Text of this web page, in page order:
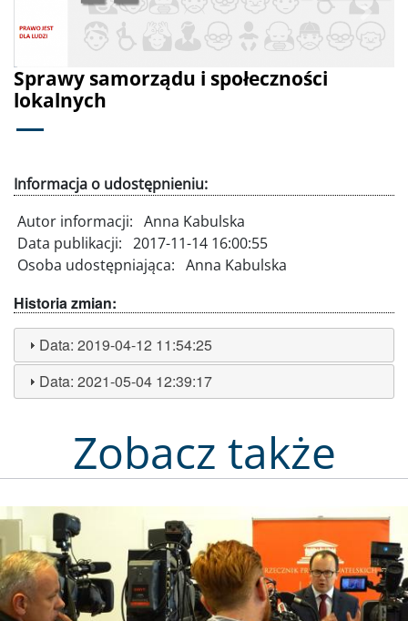
Sprawy samorządu i społeczności
lokalnych
Poprzednie Dalej
Informacja o udostępnieniu:
Autor informacji: Anna Kabulska
Data publikacji: 2017-11-14 16:00:55
Osoba udostępniająca: Anna Kabulska
Historia zmian:
Data:2019-04-12 11:54:25
Data:2021-05-04 12:39:17
Zobacz także
Obraz